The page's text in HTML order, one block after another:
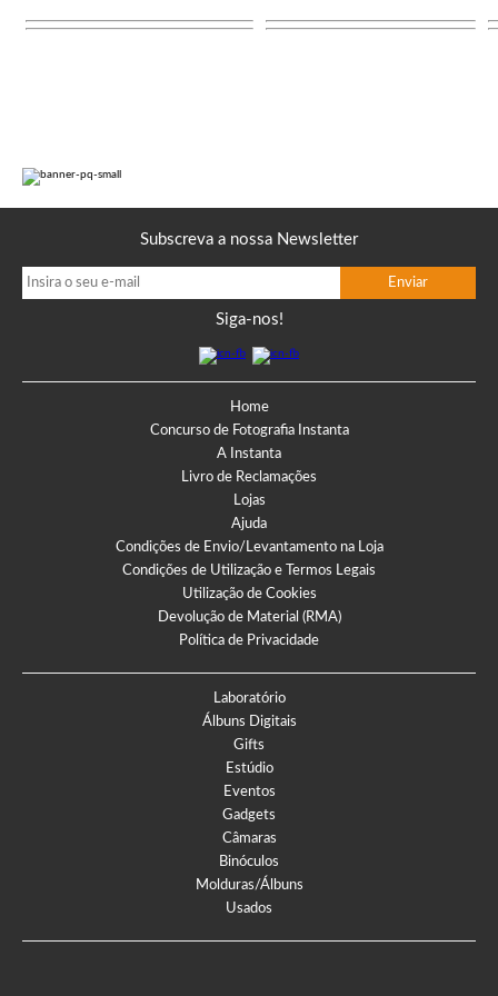
Subscreva a nossa Newsletter
Siga-nos!
Home
Concurso de Fotografia Instanta
A Instanta
Livro de Reclamações
Lojas
Ajuda
Condições de Envio/Levantamento na Loja
Condições de Utilização e Termos Legais
Utilização de Cookies
Devolução de Material (RMA)
Política de Privacidade
Laboratório
Álbuns Digitais
Gifts
Estúdio
Eventos
Gadgets
Câmaras
Binóculos
Molduras/Álbuns
Usados